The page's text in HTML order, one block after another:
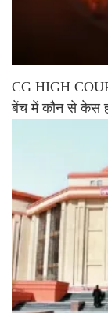
CG HIGH
बेंच में कौन से केस